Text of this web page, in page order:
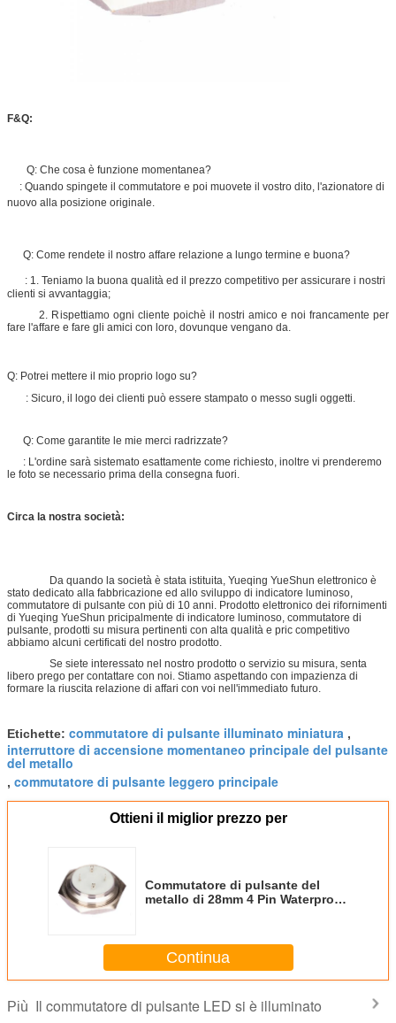
F&Q:
Q: Che cosa è funzione momentanea?
: Quando spingete il commutatore e poi muovete il vostro dito, l'azionatore di
nuovo alla posizione originale.
Q: Come rendete il nostro affare relazione a lungo termine e buona?
: 1. Teniamo la buona qualità ed il prezzo competitivo per assicurare i nostri
clienti si avvantaggia;
2. Rispettiamo ogni cliente poichè il nostri amico e noi francamente per
fare l'affare e fare gli amici con loro, dovunque vengano da.
Q: Potrei mettere il mio proprio logo su?
: Sicuro, il logo dei clienti può essere stampato o messo sugli oggetti.
Q: Come garantite le mie merci radrizzate?
: L'ordine sarà sistemato esattamente come richiesto, inoltre vi prenderemo
le foto se necessario prima della consegna fuori.
Circa la nostra società:
Da quando la società è stata istituita, Yueqing YueShun elettronico è
stato dedicato alla fabbricazione ed allo sviluppo di indicatore luminoso,
commutatore di pulsante con più di 10 anni. Prodotto elettronico dei rifornimenti
di Yueqing YueShun pricipalmente di indicatore luminoso, commutatore di
pulsante, prodotti su misura pertinenti con alta qualità e pric competitivo
abbiamo alcuni certificati del nostro prodotto.
Se siete interessato nel nostro prodotto o servizio su misura, senta
libero prego per contattare con noi. Stiamo aspettando con impazienza di
formare la riuscita relazione di affari con voi nell'immediato futuro.
Etichette: commutatore di pulsante illuminato miniatura ,
interruttore di accensione momentaneo principale del pulsante
del metallo
, commutatore di pulsante leggero principale
Ottieni il miglior prezzo per
Commutatore di pulsante del
metallo di 28mm 4 Pin Waterproof
Continua
Più Il commutatore di pulsante LED si è illuminato